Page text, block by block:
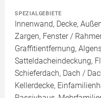
SPEZIALGEBIETE
Innenwand, Decke,
Zargen, Fenster /
Graffitientfernung,
Satteldacheindeckung,
Schieferdach, Dach /
Kellerdecke,